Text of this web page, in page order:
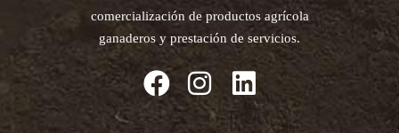
comercialización de productos agrícola
ganaderos y prestación de servicios.